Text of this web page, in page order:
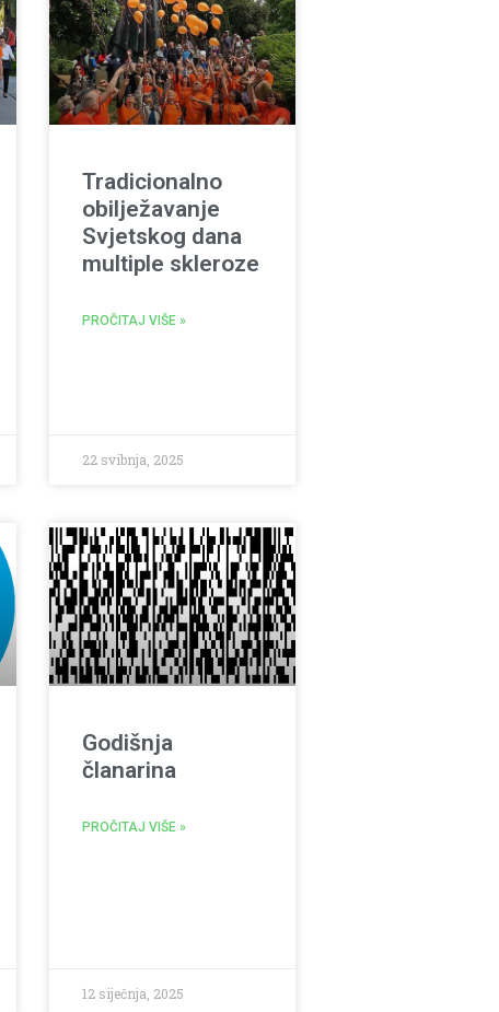
Tradicionalno
obilježavanje
Svjetskog dana
multiple skleroze
PROČITAJ VIŠE »
22 svibnja, 2025
Godišnja
članarina
PROČITAJ VIŠE »
12 siječnja, 2025